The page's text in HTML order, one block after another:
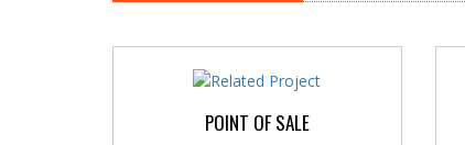
POINT OF SALE